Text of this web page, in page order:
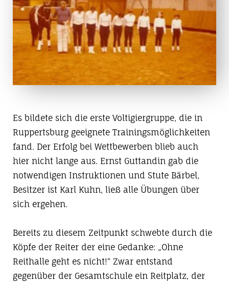
Es bildete sich die erste Voltigiergruppe, die in
Ruppertsburg geeignete Trainingsmöglichkeiten
fand. Der Erfolg bei Wettbewerben blieb auch
hier nicht lange aus. Ernst Guttandin gab die
notwendigen Instruktionen und Stute Bärbel,
Besitzer ist Karl Kuhn, ließ alle Übungen über
sich ergehen.
Bereits zu diesem Zeitpunkt schwebte durch die
Köpfe der Reiter der eine Gedanke: „Ohne
Reithalle geht es nicht!“ Zwar entstand
gegenüber der Gesamtschule ein Reitplatz, der